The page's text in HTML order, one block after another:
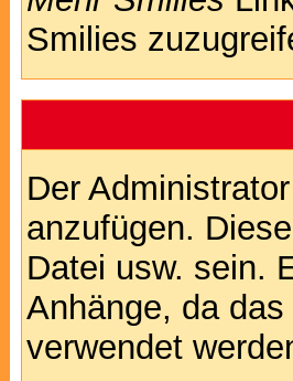
Smilies
Der
anzufügen.
Datei usw. sein.
Anhänge, da
verwendet